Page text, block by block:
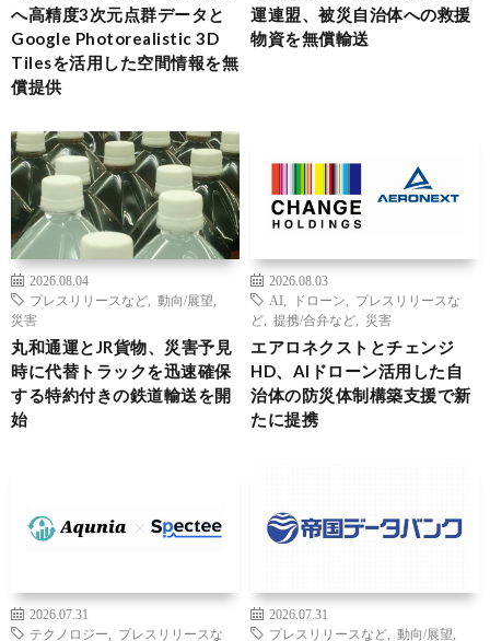
へ高精度3次元点群データと
Google Photorealistic 3D
Tilesを活用した空間情報を無
償提供
運連盟、被災自治体への救援
物資を無償輸送
2026.08.04
プレスリリースなど
動向/展望
災害
丸和通運とJR貨物、災害予見
時に代替トラックを迅速確保
する特約付きの鉄道輸送を開
始
2026.08.03
AI
ドローン
プレスリリースな
ど
提携/合弁など 災害
エアロネクストとチェンジ
HD、AIドローン活用した自
治体の防災体制構築支援で新
たに提携
2026.07.31
テクノロジー
プレスリリースな
2026.07.31
プレスリリースなど
動向/展望